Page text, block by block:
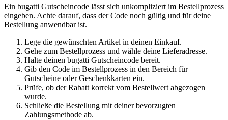
Ein bugatti Gutscheincode lässt sich unkompliziert im Bestellprozess
eingeben. Achte darauf, dass der Code noch gültig und für deine
Bestellung anwendbar ist.
Lege die gewünschten Artikel in deinen Einkauf.
Gehe zum Bestellprozess und wähle deine Lieferadresse.
Halte deinen bugatti Gutscheincode bereit.
Gib den Code im Bestellprozess in den Bereich für
Gutscheine oder Geschenkkarten ein.
Prüfe, ob der Rabatt korrekt vom Bestellwert abgezogen
wurde.
Schließe die Bestellung mit deiner bevorzugten
Zahlungsmethode ab.